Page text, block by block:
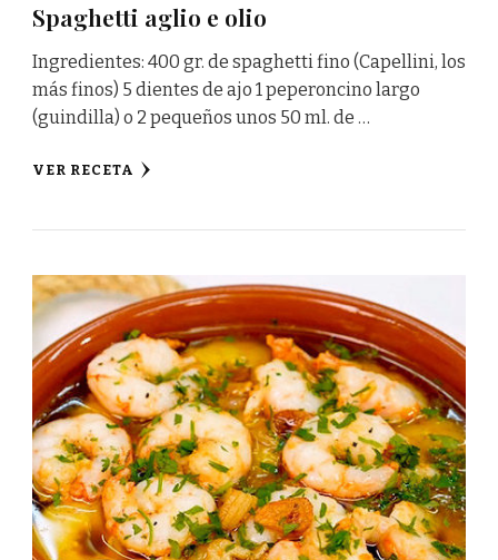
Spaghetti aglio e olio
Ingredientes: 400 gr. de spaghetti fino (Capellini, los
más finos) 5 dientes de ajo 1 peperoncino largo
(guindilla) o 2 pequeños unos 50 ml. de …
VER RECETA